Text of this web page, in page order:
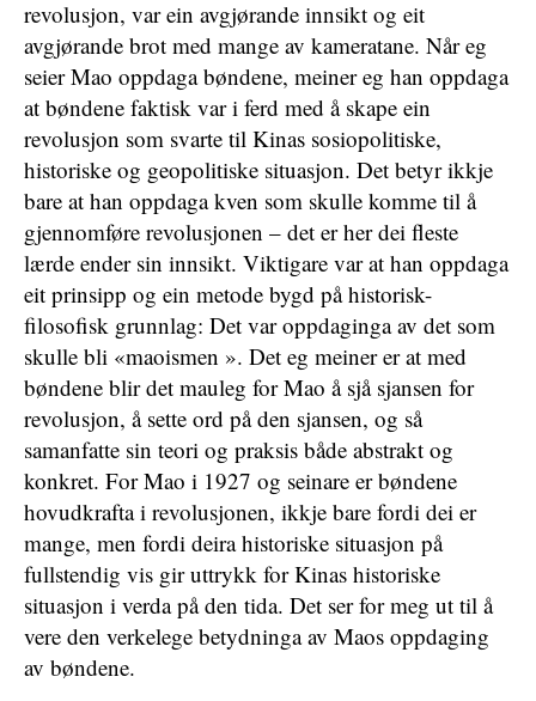
revolusjon, var ein avgjørande innsikt og eit
avgjørande brot med mange av kameratane. Når eg
seier Mao oppdaga bøndene, meiner eg han oppdaga
at bøndene faktisk var i ferd med å skape ein
revolusjon som svarte til Kinas sosiopolitiske,
historiske og geopolitiske situasjon. Det betyr ikkje
bare at han oppdaga kven som skulle komme til å
gjennomføre revolusjonen – det er her dei fleste
lærde ender sin innsikt. Viktigare var at han oppdaga
eit prinsipp og ein metode bygd på historisk-
filosofisk grunnlag: Det var oppdaginga av det som
skulle bli «maoismen ». Det eg meiner er at med
bøndene blir det mauleg for Mao å sjå sjansen for
revolusjon, å sette ord på den sjansen, og så
samanfatte sin teori og praksis både abstrakt og
konkret. For Mao i 1927 og seinare er bøndene
hovudkrafta i revolusjonen, ikkje bare fordi dei er
mange, men fordi deira historiske situasjon på
fullstendig vis gir uttrykk for Kinas historiske
situasjon i verda på den tida. Det ser for meg ut til å
vere den verkelege betydninga av Maos oppdaging
av bøndene.